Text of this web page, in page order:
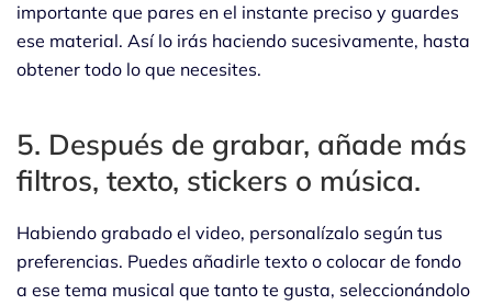
importante que pares en el instante preciso y guardes
ese material. Así lo irás haciendo sucesivamente, hasta
obtener todo lo que necesites.
5. Después de grabar, añade más
filtros, texto, stickers o música.
Habiendo grabado el video, personalízalo según tus
preferencias. Puedes añadirle texto o colocar de fondo
a ese tema musical que tanto te gusta, seleccionándolo